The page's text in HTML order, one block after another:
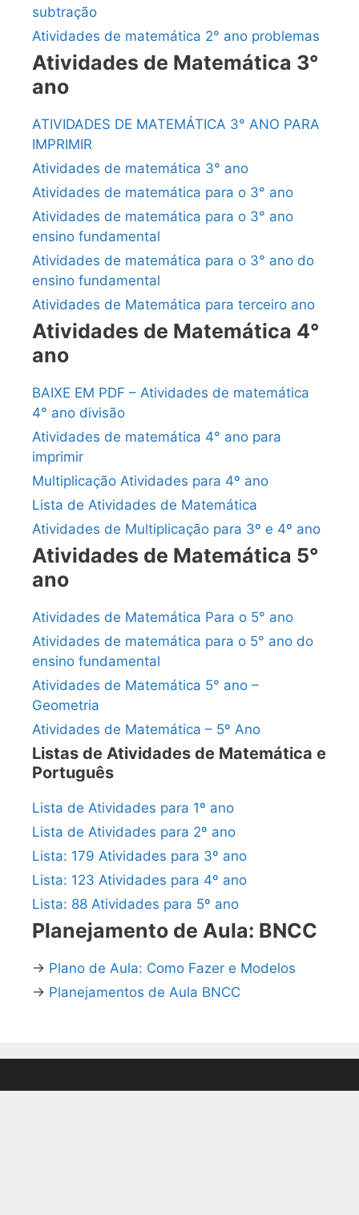
subtração
Atividades de matemática 2° ano problemas
Atividades de Matemática 3°
ano
ATIVIDADES DE MATEMÁTICA 3° ANO PARA
IMPRIMIR
Atividades de matemática 3° ano
Atividades de matemática para o 3° ano
Atividades de matemática para o 3° ano
ensino fundamental
Atividades de matemática para o 3° ano do
ensino fundamental
Atividades de Matemática para terceiro ano
Atividades de Matemática 4°
ano
BAIXE EM PDF – Atividades de matemática
4° ano divisão
Atividades de matemática 4° ano para
imprimir
Multiplicação Atividades para 4º ano
Lista de Atividades de Matemática
Atividades de Multiplicação para 3º e 4º ano
Atividades de Matemática 5°
ano
Atividades de Matemática Para o 5° ano
Atividades de matemática para o 5° ano do
ensino fundamental
Atividades de Matemática 5° ano –
Geometria
Atividades de Matemática – 5º Ano
Listas de Atividades de Matemática e
Português
Lista de Atividades para 1º ano
Lista de Atividades para 2º ano
Lista: 179 Atividades para 3º ano
Lista: 123 Atividades para 4º ano
Lista: 88 Atividades para 5º ano
Planejamento de Aula: BNCC
→ Plano de Aula: Como Fazer e Modelos
→ Planejamentos de Aula BNCC